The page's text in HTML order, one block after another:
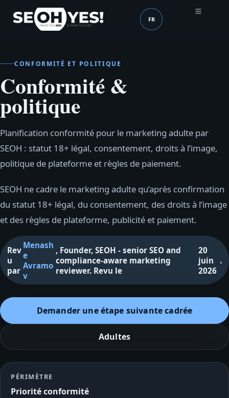
SEOH Langue (mobile
FR
CONFORMITÉ ET POLITIQUE
Conformité &
politique
Planification conformité pour le marketing adulte par
SEOH : statut 18+ légal, consentement, droits à l’image,
politique de plateforme et règles de paiement.
SEOH ne cadre le marketing adulte qu’après confirmation
du statut 18+ légal, du consentement, des droits à l’image
et des règles de plateforme, publicité et paiement.
Rev
u
par
Menash
e
Avramo
v
, Founder, SEOH - senior SEO and
compliance-aware marketing
reviewer. Revu le
20
juin
2026
.
Demander une étape suivante cadrée
Adultes
PÉRIMÈTRE
Priorité conformité